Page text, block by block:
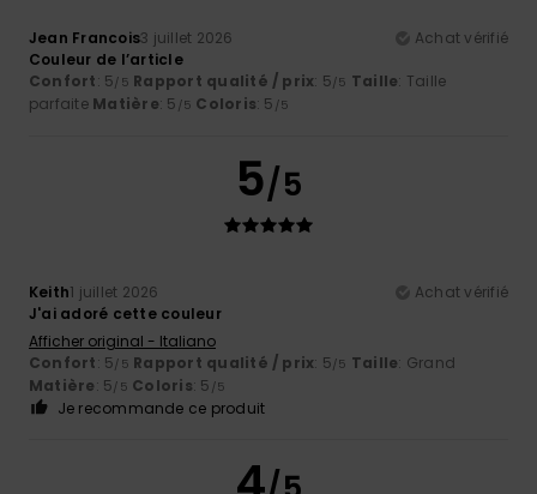
Jean Francois3 juillet 2026
Achat vérifié
Couleur de l’article
Confort: 5/5 Rapport qualité / prix: 5/5 Taille: Taille
parfaite Matière: 5 /5 Coloris: 5 /5
5/5
Keith1 juillet 2026
Achat vérifié
J'ai adoré cette couleur
Afficher original - Italiano
Confort: 5/5 Rapport qualité / prix: 5/5 Taille: Grand
Matière: 5/5 Coloris: 5 /5
Je recommande ce produit